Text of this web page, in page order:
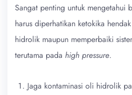
Sangat penting untuk mengetahui
harus diperhatikan ketokika
hidrolik maupun memperbaiki
terutama pada high pressure.
Jaga kontaminasi oli hidrolik